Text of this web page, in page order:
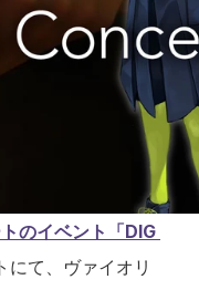
のイベント「DIG
にて、ヴァイオリ